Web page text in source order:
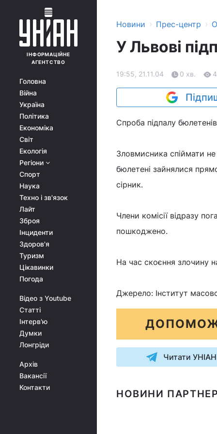
ІНФОРМАЦІЙНЕ
АГЕНТСТВО
Головна
Війна
Україна
Політика
Економіка
Світ
Екологія
Регіони
Спорт
Наука
Техно і зв'язок
Лайт
Зброя
Інциденти
Здоров'я
Туризм
Цікавинки
Погода
Відео з Youtube
Статті
Інтерв'ю
Думки
Лонгріди
Архів
Вакансії
Контакти
Новини › Прес-центр ›
У Львові
19:55, 21.11.04 0 хв. 4
Спроба підпалу
Зловмисника спіймати
бюлетені зайнялися
сірник.
Члени комісії відразу
пошкоджено.
На час скоєння злочину
Джерело: Інститут
Читати
НОВИНИ